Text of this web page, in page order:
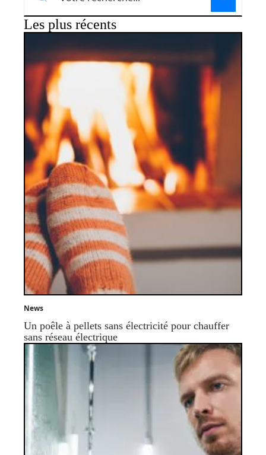
Les plus récents
News
Un poêle à pellets sans électricité pour chauffer
sans réseau électrique